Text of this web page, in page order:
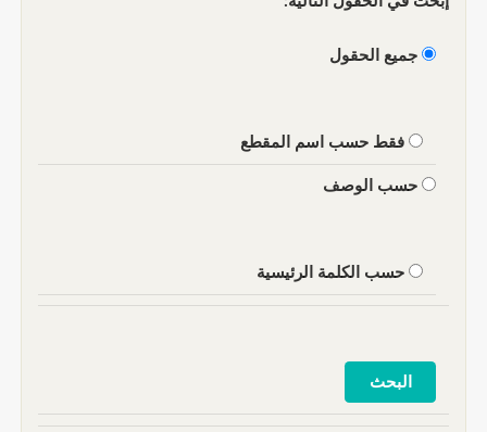
جميع الحقول
فقط حسب اسم المقطع
حسب الوصف
حسب الكلمة الرئيسية